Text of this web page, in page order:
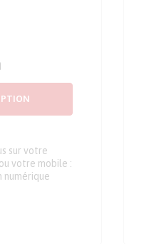
sur votre
votre mobile :
numérique